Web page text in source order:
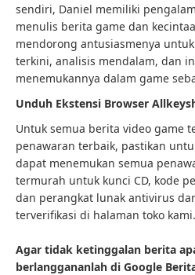
sendiri, Daniel memiliki
menulis berita game dan
mendorong antusiasmenya
terkini, analisis mendalam, dan
menemukannya dalam game
Unduh Ekstensi Browser
Untuk semua berita video game
penawaran terbaik, pastikan
dapat menemukan semua
termurah untuk kunci CD, kode
dan perangkat lunak antivirus
terverifikasi di halaman toko kami.
Agar tidak ketinggalan berita
berlanggananlah di Google